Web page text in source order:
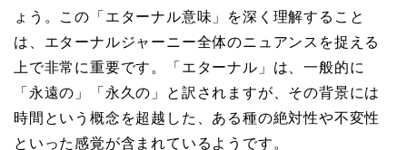
ょう。この「エターナル意味」を深く理解すること
は、エターナルジャーニー全体のニュアンスを捉える
上で非常に重要です。「エターナル」は、一般的に
「永遠の」「永久の」と訳されますが、その背景には
時間という概念を超越した、ある種の絶対性や不変性
といった感覚が含まれているようです。